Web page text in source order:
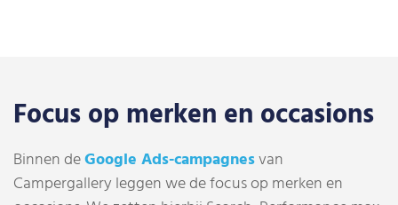
Focus op merken en occasions
Binnen deGoogle Ads-campagnesvan
Campergallery leggen we de focus op merken en